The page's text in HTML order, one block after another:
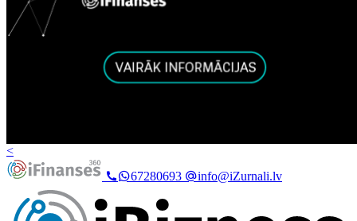
<
67280693
info@iZurnali.lv